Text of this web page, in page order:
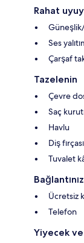
Rahat
Ses
Çarşaf
Tazelenin
Çevre
Saç
Havlu
Diş
Tuvalet
Ücretsiz
Telefon
Yiyecek